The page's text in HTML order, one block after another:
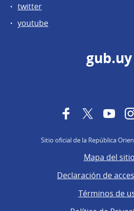
twitter
youtube
gub.uy
FacebookTwitter
Sitio oficial de la República
Mapa del sitio
Declaración de
Términos de